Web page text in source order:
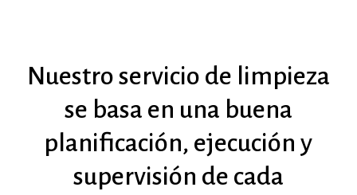
Nuestro servicio de limpieza
se basa en una buena
planificación, ejecución y
supervisión de cada